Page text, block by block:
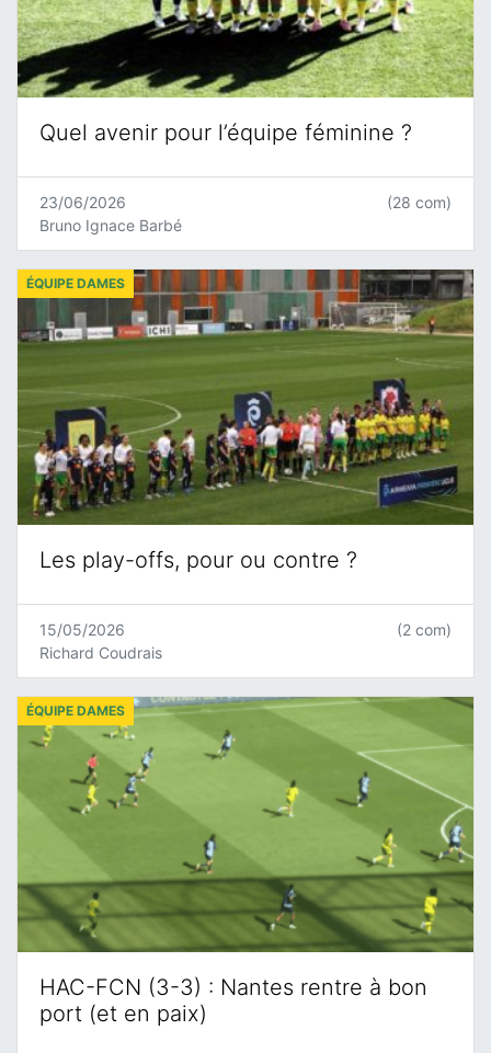
Quel avenir pour l’équipe féminine ?
23/06/2026
Bruno Ignace Barbé
(28 com)
Les play-offs, pour ou contre ?
ÉQUIPE DAMES
15/05/2026
Richard Coudrais
(2 com)
HAC-FCN (3-3) : Nantes rentre à bon
port (et en paix)
ÉQUIPE DAMES